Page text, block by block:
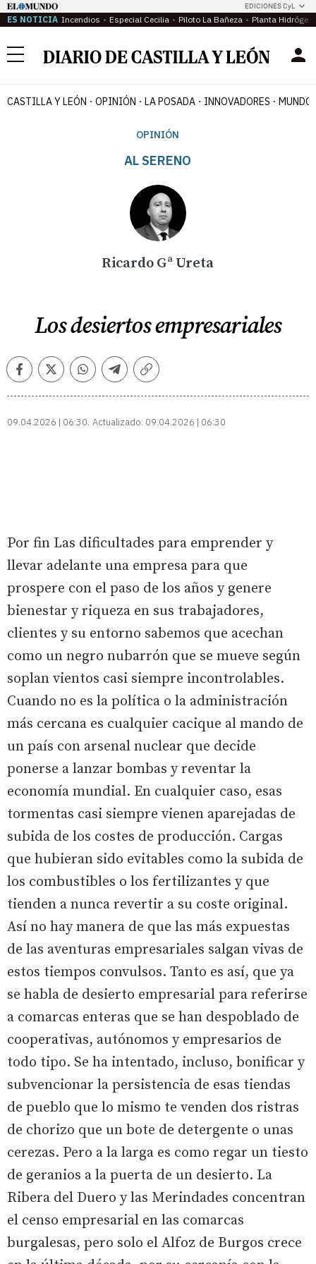
EDICIONES CyL
ES NOTICIA Incendios Especial Cecilia Piloto La Bañeza Planta
Menú
CASTILLA Y LEÓN OPINIÓN LA POSADA INNOVADORES MUNDO
OPINIÓN
AL SERENO
Ricardo Gª Ureta
Los desiertos empresariales
FacebookTwitterWhatsappTelegramCopiar
09.04.2026 | 06:30 Actualizado: 09.04.2026 | 06:30
Por fin Las dificultades para emprender y
llevar adelante una empresa para que
prospere con el paso de los años y genere
bienestar y riqueza en sus trabajadores,
clientes y su entorno sabemos que acechan
como un negro nubarrón que se mueve según
soplan vientos casi siempre incontrolables.
Cuando no es la política o la administración
más cercana es cualquier cacique al mando de
un país con arsenal nuclear que decide
ponerse a lanzar bombas y reventar la
economía mundial. En cualquier caso, esas
tormentas casi siempre vienen aparejadas de
subida de los costes de producción. Cargas
que hubieran sido evitables como la subida de
los combustibles o los fertilizantes y que
tienden a nunca revertir a su coste original.
Así no hay manera de que las más expuestas
de las aventuras empresariales salgan vivas de
estos tiempos convulsos. Tanto es así, que ya
se habla de desierto empresarial para referirse
a comarcas enteras que se han despoblado de
cooperativas, autónomos y empresarios de
todo tipo. Se ha intentado, incluso, bonificar y
subvencionar la persistencia de esas tiendas
de pueblo que lo mismo te venden dos ristras
de chorizo que un bote de detergente o unas
cerezas. Pero a la larga es como regar un tiesto
de geranios a la puerta de un desierto. La
Ribera del Duero y las Merindades concentran
el censo empresarial en las comarcas
burgalesas, pero solo el Alfoz de Burgos crece